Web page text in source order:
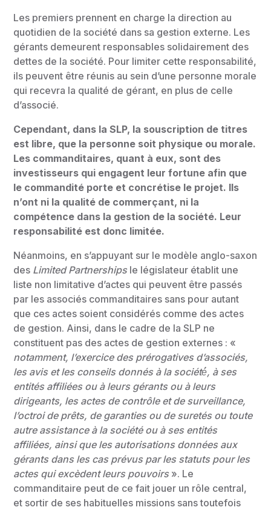
Les premiers prennent en charge la direction au
quotidien de la société dans sa gestion externe. Les
gérants demeurent responsables solidairement des
dettes de la société. Pour limiter cette responsabilité,
ils peuvent être réunis au sein d’une personne morale
qui recevra la qualité de gérant, en plus de celle
d’associé.
Cependant, dans la SLP, la souscription de titres
est libre, que la personne soit physique ou morale.
Les commanditaires, quant à eux, sont des
investisseurs qui engagent leur fortune afin que
le commandité porte et concrétise le projet. Ils
n’ont ni la qualité de commerçant, ni la
compétence dans la gestion de la société. Leur
responsabilité est donc limitée.
Néanmoins, en s’appuyant sur le modèle anglo-saxon
des Limited Partnershipsle législateur établit une
liste non limitative d’actes qui peuvent être passés
par les associés commanditaires sans pour autant
que ces actes soient considérés comme des actes
de gestion. Ainsi, dans le cadre de la SLP ne
constituent pas des actes de gestion externes : «
notamment, l’exercice des prérogatives d’associés,
les avis et les conseils donnés à la société́, à ses
entités affiliées ou à leurs gérants ou à leurs
dirigeants, les actes de contrôle et de surveillance,
l’octroi de prêts, de garanties ou de suretés ou toute
autre assistance à la société ou à ses entités
affiliées, ainsi que les autorisations données aux
gérants dans les cas prévus par les statuts pour les
actes qui excèdent leurs pouvoirs». Le
commanditaire peut de ce fait jouer un rôle central,
et sortir de ses habituelles missions sans toutefois